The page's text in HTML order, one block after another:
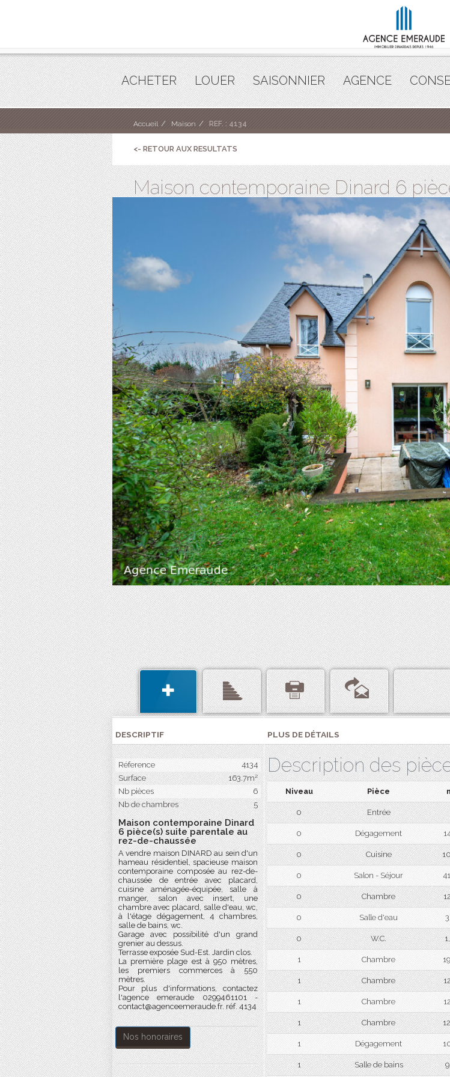
ACHETER LOUER SAISONNIER AGENCE
Accueil Maison REF. : 4134
<- RETOUR AUX RESULTATS
Maison contemporaine Dinard 6
DESCRIPTIF
Réference
4134
Surface
163.7m²
Nb pièces
6
Nb de chambres
5
Maison contemporaine Dinard
6 pièce(s) suite parentale au
rez-de-chaussée
A vendre maison DINARD au sein d'un
hameau résidentiel, spacieuse maison
contemporaine composée au rez-de-
chaussée de entrée avec placard,
cuisine aménagée-équipée, salle à
manger, salon avec insert, une
chambre avec placard, salle d'eau, wc,
à l'étage dégagement, 4 chambres,
salle de bains, wc.
Garage avec possibilité d'un grand
grenier au dessus.
Terrasse exposée Sud-Est. Jardin clos.
La première plage est à 950 mètres,
les premiers commerces à 550
mètres.
Pour plus d'informations, contactez
l'agence emeraude 0299461101 -
contact@agenceemeraude.fr. réf. 4134
Nos honoraires
PLUS DE DÉTAILS
Description des
Niveau Pièce
0 Entrée
0 Dégagement
0 Cuisine
0 Salon - Séjour
0 Chambre
0 Salle d'eau
0 W.C.
1 Chambre
1 Chambre
1 Chambre
1 Chambre
1 Dégagement
1 Salle de bains